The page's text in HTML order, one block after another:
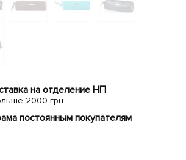
на отделение НП
2000 грн
постоянным покупателям